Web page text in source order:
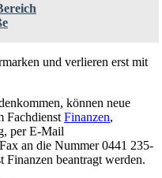
und verlieren erst mit
können neue
Fachdienst Finanzen,
per E-Mail
an die Nummer 0441 235-
Finanzen beantragt werden.